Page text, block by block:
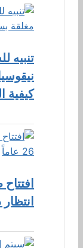
تنبيه
كيفية
انتظار دام